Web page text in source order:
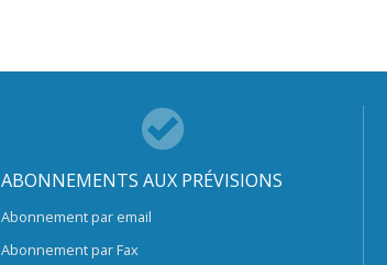
ABONNEMENTS AUX PRÉVISIONS
Abonnement par email
Abonnement par Fax